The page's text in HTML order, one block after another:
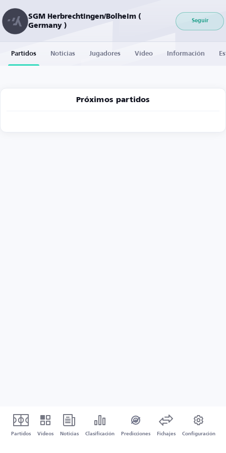
SGM Herbrechtingen/Bolheim (
Germany )
Seguir
Partidos Noticias Jugadores Vídeo Información
Próximos partidos
Partidos Vídeos Noticias Clasificación Predicciones Fichajes Configuración